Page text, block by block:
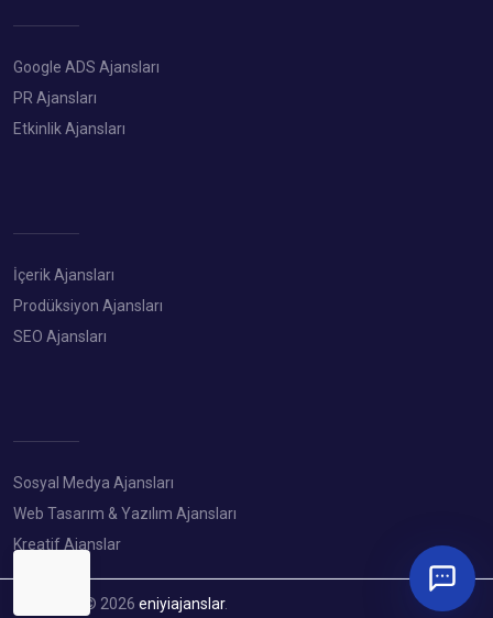
Google ADS Ajansları
PR Ajansları
Etkinlik Ajansları
İçerik Ajansları
Prodüksiyon Ajansları
SEO Ajansları
Sosyal Medya Ajansları
Web Tasarım & Yazılım Ajansları
Kreatif Ajanslar
Copyright © 2026 eniyiajanslar.